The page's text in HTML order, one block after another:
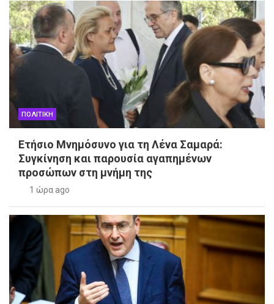
ΠΟΛΙΤΙΚΗ
Ετήσιο Μνημόσυνο για τη Λένα Σαμαρά:
Συγκίνηση και παρουσία αγαπημένων
προσώπων στη μνήμη της
1 ώρα ago